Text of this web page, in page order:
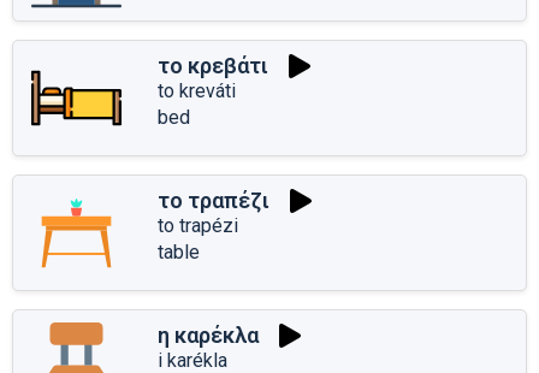
το κρεβάτι
to kreváti
bed
το τραπέζι
to trapézi
table
η καρέκλα
i karékla